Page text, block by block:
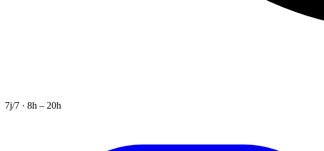
7j/7 · 8h – 20h